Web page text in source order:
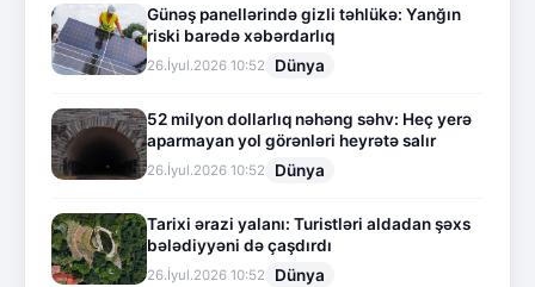
Günəş panellərində gizli təhlükə: Yanğın
riski barədə xəbərdarlıq
26.İyul.2026 10:52 Dünya
52 milyon dollarlıq nəhəng səhv: Heç yerə
aparmayan yol görənləri heyrətə salır
26.İyul.2026 10:52 Dünya
Tarixi ərazi yalanı: Turistləri aldadan şəxs
bələdiyyəni də çaşdırdı
26.İyul.2026 10:52 Dünya